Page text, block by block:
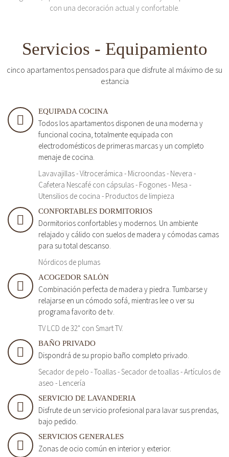
con una decoración actual y confortable.
Servicios - Equipamiento
cinco apartamentos pensados para que disfrute al máximo de su
estancia
EQUIPADA COCINA
Todos los apartamentos disponen de una moderna y
funcional cocina, totalmente equipada con
electrodomésticos de primeras marcas y un completo
menaje de cocina.
Lavavajillas - Vitrocerámica - Microondas - Nevera -
Cafetera Nescafé con cápsulas - Fogones - Mesa -
Utensilios de cocina - Productos de limpieza
CONFORTABLES DORMITORIOS
Dormitorios confortables y modernos. Un ambiente
relajado y cálido con suelos de madera y cómodas camas
para su total descanso.
Nórdicos de plumas
ACOGEDOR SALÓN
Combinación perfecta de madera y piedra. Tumbarse y
relajarse en un cómodo sofá, mientras lee o ver su
programa favorito de tv.
TV LCD de 32" con Smart TV.
BAÑO PRIVADO
Dispondrá de su propio baño completo privado.
Secador de pelo - Toallas - Secador de toallas - Artículos de
aseo - Lencería
SERVICIO DE LAVANDERIA
Disfrute de un servicio profesional para lavar sus prendas,
bajo pedido.
SERVICIOS GENERALES
Zonas de ocio común en interior y exterior.